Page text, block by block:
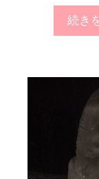
続き